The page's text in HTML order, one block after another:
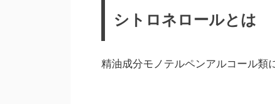
シトロネロールとは
精油成分モノテルペンアルコール類